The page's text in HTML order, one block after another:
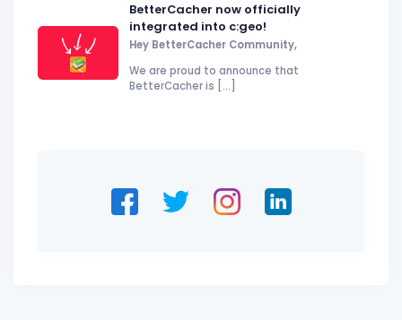
BetterCacher now officially
integrated into c:geo!
Hey BetterCacher Community,
We are proud to announce that
BetterCacher is [...]